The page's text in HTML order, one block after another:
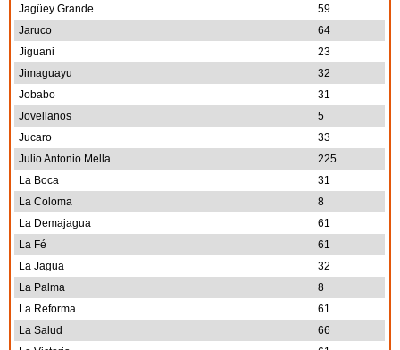
Jagüey Grande
59
Jaruco
64
Jiguani
23
Jimaguayu
32
Jobabo
31
Jovellanos
5
Jucaro
33
Julio Antonio Mella
225
La Boca
31
La Coloma
8
La Demajagua
61
La Fé
61
La Jagua
32
La Palma
8
La Reforma
61
La Salud
66